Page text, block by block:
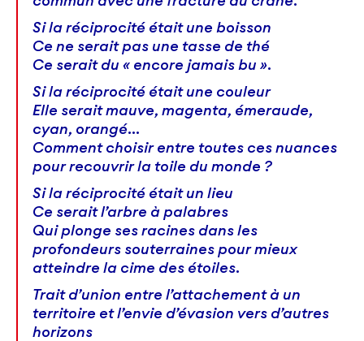
Si la réciprocité était une boisson
Ce ne serait pas une tasse de thé
Ce serait du « encore jamais bu ».
Si la réciprocité était une couleur
Elle serait mauve, magenta, émeraude,
cyan, orangé…
Comment choisir entre toutes ces nuances
pour recouvrir la toile du monde ?
Si la réciprocité était un lieu
Ce serait l’arbre à palabres
Qui plonge ses racines dans les
profondeurs souterraines pour mieux
atteindre la cime des étoiles.
Trait d’union entre l’attachement à un
territoire et l’envie d’évasion vers d’autres
horizons